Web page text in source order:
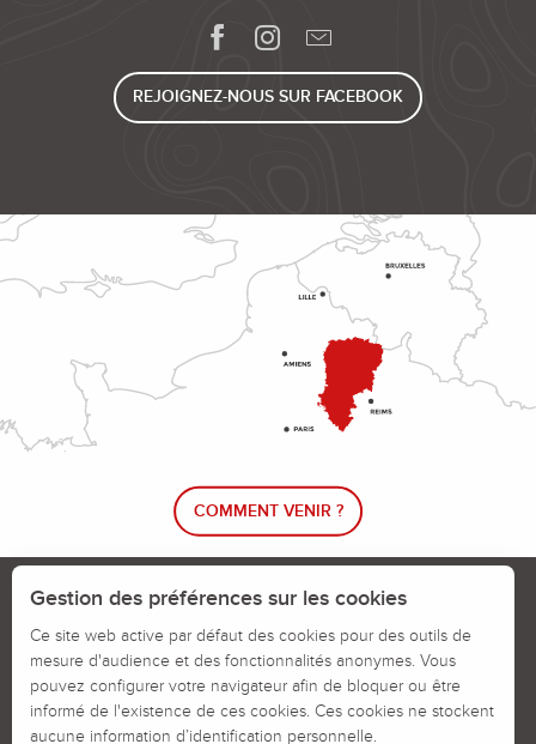
REJOIGNEZ-NOUS SUR FACEBOOK
COMMENT VENIR ?
Le blog rando !
Calendrier des jours chassés
Signaler un problème sur un parcours
Politiques des Cookies Mentions légales
Gestion des préférences sur les cookies
Ce site web active par défaut des cookies pour des outils de
mesure d'audience et des fonctionnalités anonymes. Vous
pouvez configurer votre navigateur afin de bloquer ou être
informé de l'existence de ces cookies. Ces cookies ne stockent
aucune information d’identification personnelle.